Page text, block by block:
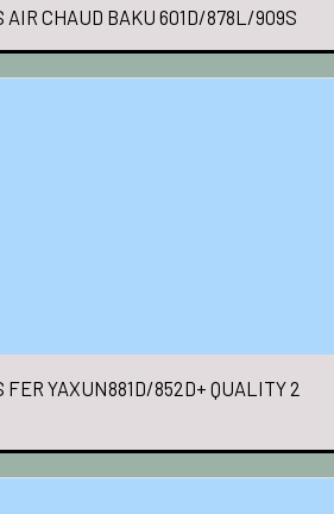
AIR CHAUD BAKU 601D/878L/909S
FER YAXUN881D/852D+ QUALITY 2